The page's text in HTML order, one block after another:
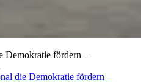
Demokratie fördern –
die Demokratie fördern –